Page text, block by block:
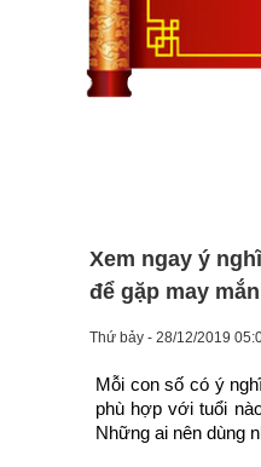
Xem ngay ý
để gặp may mắn
Thứ bảy - 28/12/2019
Mỗi con số có ý
phù hợp với tuổi
Những ai nên dùng